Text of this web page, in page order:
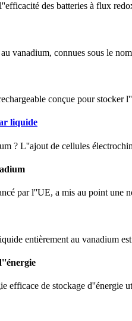
des batteries à flux
vanadium, connues sous le
conçue pour
liquide
? L''ajout de cellules
par l''UE, a mis au point une
entièrement au vanadium
efficace de stockage d''énergie